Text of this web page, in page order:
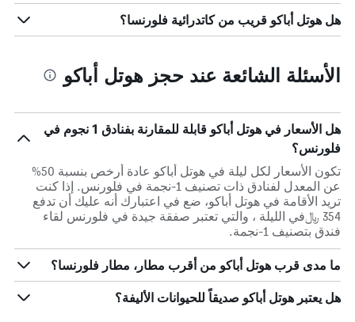
هل هوتل أباكو قريب من كاتدرائية فلورنسا؟
الأسئلة الشائعة عند حجز هوتل أباكو
هل الأسعار في هوتل أباكو قابلة للمقارنة بفنادق 1 نجوم في
فلورنس؟
تكون الأسعار لكل ليلة في هوتل أباكو عادة أرخص بنسبة 50%
عن المعدل لفنادق ذات تصنيف 1-نجمة في فلورنس. إذا كنت
تريد الأقامة في هوتل أباكو، ضع في اعتبارك أنه عليك أن تدفع
354 ﷼في الليلة ، والتي تعتبر صفقة جيدة في فلورنس لقاء
فندق بتصنيف 1-نجمة.
ما مدى قرب هوتل أباكو من أقرب مطار، مطار فلورنسا؟
هل يعتبر هوتل أباكو صديقاً للحيوانات الأليفة؟